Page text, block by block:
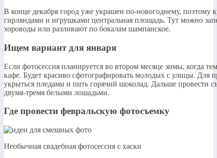
В конце декабря город уже украшен по-новогоднему,
гирляндами и игрушками центральная площадь. Тут можно
хороводы или разливают по бокалам шампанское.
Ищем вариант для января
Если фотосессия планируется во втором месяце зимы, когда
кафе. Будет красиво сфотографировать молодых с улицы. Для
укрыться пледами и пить горячий шоколад. Дальше провести
двумя-тремя белыми лошадьми.
Где провести февральскую фотосъемку
Необычная свадебная фотосессия с хаски